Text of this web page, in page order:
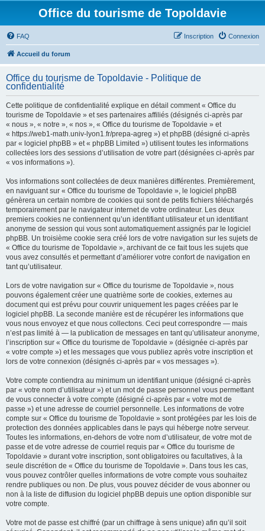
Office du tourisme de Topoldavie
FAQ Connexion
Inscription
Accueil du forum
Office du tourisme de Topoldavie - Politique de
confidentialité
Cette politique de confidentialité explique en détail comment « Office du
tourisme de Topoldavie » et ses partenaires affiliés (désignés ci-après par
« nous », « notre », « nos », « Office du tourisme de Topoldavie » et
« https://web1-math.univ-lyon1.fr/prepa-agreg ») et phpBB (désigné ci-après
par « logiciel phpBB » et « phpBB Limited ») utilisent toutes les informations
collectées lors des sessions d’utilisation de votre part (désignées ci-après par
« vos informations »).
Vos informations sont collectées de deux manières différentes. Premièrement,
en naviguant sur « Office du tourisme de Topoldavie », le logiciel phpBB
génèrera un certain nombre de cookies qui sont de petits fichiers téléchargés
temporairement par le navigateur internet de votre ordinateur. Les deux
premiers cookies ne contiennent qu’un identifiant utilisateur et un identifiant
anonyme de session qui vous sont automatiquement assignés par le logiciel
phpBB. Un troisième cookie sera créé lors de votre navigation sur les sujets de
« Office du tourisme de Topoldavie », archivant de ce fait tous les sujets que
vous avez consultés et permettant d’améliorer votre confort de navigation en
tant qu’utilisateur.
Lors de votre navigation sur « Office du tourisme de Topoldavie », nous
pouvons également créer une quatrième sorte de cookies, externes au
document qui est prévu pour couvrir uniquement les pages créées par le
logiciel phpBB. La seconde manière est de récupérer les informations que
vous nous envoyez et que nous collectons. Ceci peut correspondre — mais
n’est pas limité à — la publication de messages en tant qu’utilisateur anonyme,
l’inscription sur « Office du tourisme de Topoldavie » (désignée ci-après par
« votre compte ») et les messages que vous publiez après votre inscription et
lors de votre connexion (désignés ci-après par « vos messages »).
Votre compte contiendra au minimum un identifiant unique (désigné ci-après
par « votre nom d’utilisateur ») et un mot de passe personnel vous permettant
de vous connecter à votre compte (désigné ci-après par « votre mot de
passe ») et une adresse de courriel personnelle. Les informations de votre
compte sur « Office du tourisme de Topoldavie » sont protégées par les lois de
protection des données applicables dans le pays qui héberge notre serveur.
Toutes les informations, en-dehors de votre nom d’utilisateur, de votre mot de
passe et de votre adresse de courriel requis par « Office du tourisme de
Topoldavie » durant votre inscription, sont obligatoires ou facultatives, à la
seule discrétion de « Office du tourisme de Topoldavie ». Dans tous les cas,
vous pouvez contrôler quelles informations de votre compte vous souhaitez
rendre publiques ou non. De plus, vous pouvez décider de vous abonner ou
non à la liste de diffusion du logiciel phpBB depuis une option disponible sur
votre compte.
Votre mot de passe est chiffré (par un chiffrage à sens unique) afin qu’il soit